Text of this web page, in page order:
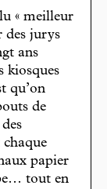
« meilleur
des jurys
ans
kiosques
qu’on
de
papier
tout en